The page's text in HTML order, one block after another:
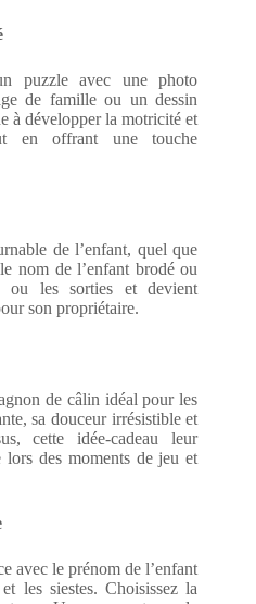
puzzle avec une photo
de famille ou un dessin
à développer la motricité et
en offrant une touche
de l’enfant, quel que
nom de l’enfant brodé ou
ou les sorties et devient
son propriétaire.
de câlin idéal pour les
sa douceur irrésistible et
cette idée-cadeau leur
lors des moments de jeu et
avec le prénom de l’enfant
les siestes. Choisissez la